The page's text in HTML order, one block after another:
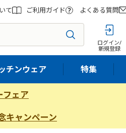
て ご利用ガイド よくある質問
ログイン/
新規登録
チンウェア 特集
フェア
キャンペーン